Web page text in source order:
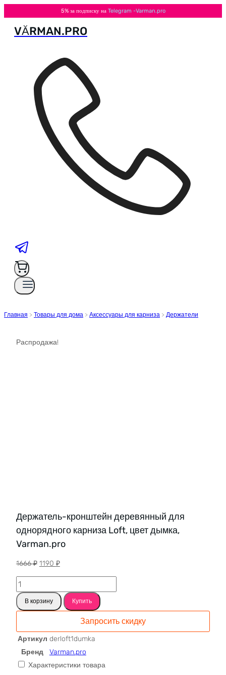
5% за подписку на Telegram -Varman.pro
Перейти
VӐRMAN.PRO
Главная > Товары для дома > Аксессуары для карниза > Держатели
Распродажа!
Держатель-кронштейн деревянный для
однорядного карниза Loft, цвет дымка,
Varman.pro
1666₽ Первоначальная
1666 ₽.
1190 ₽Текущая
Количество
товара
Держатель-
кронштейн
для
однорядного
карниза
Loft,
В корзину Купить
Запросить скидку
Артикул derloft1dumka
Бренд
Varman.pro
Характеристики товара